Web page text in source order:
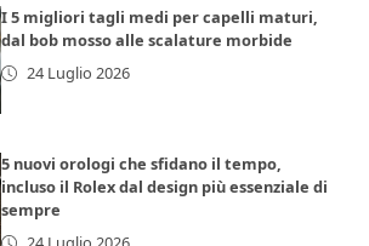
I 5 migliori tagli medi per capelli maturi,
dal bob mosso alle scalature morbide
24 Luglio 2026
5 nuovi orologi che sfidano il tempo,
incluso il Rolex dal design più essenziale di
sempre